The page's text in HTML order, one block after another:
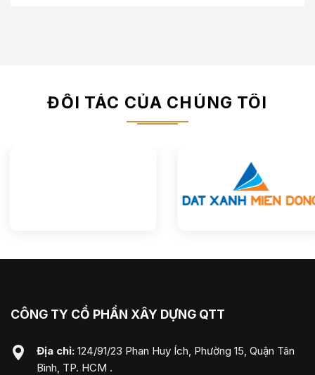
ĐỐI TÁC CỦA CHÚNG TÔI
CÔNG TY CỔ PHẦN XÂY DỰNG QTT
Địa chỉ: 124/91/23 Phan Huy Ích, Phường 15, Quận Tân
Bình, TP. HCM .